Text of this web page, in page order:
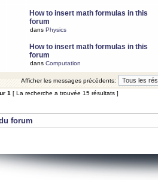
How to insert math formulas in this
forum
dans Physics
How to insert math formulas in this
forum
dans Computation
Afficher les messages précédents:
1 [ La recherche a trouvée 15 résultats ]
forum